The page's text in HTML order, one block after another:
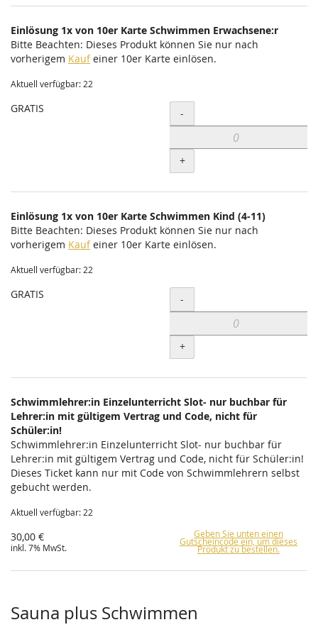
Einlösung 1x von 10er Karte Schwimmen Erwachsene:r
Bitte Beachten: Dieses Produkt können Sie nur nach
vorherigem Kaufeiner 10er Karte einlösen.
Aktuell verfügbar: 22
GRATIS Menge
-
+
Einlösung 1x von 10er Karte Schwimmen Kind (4-11)
Bitte Beachten: Dieses Produkt können Sie nur nach
vorherigem Kaufeiner 10er Karte einlösen.
Aktuell verfügbar: 22
GRATIS Menge
-
+
Schwimmlehrer:in Einzelunterricht Slot- nur buchbar für
Lehrer:in mit gültigem Vertrag und Code, nicht für
Schüler:in!
Schwimmlehrer:in Einzelunterricht Slot- nur buchbar für
Lehrer:in mit gültigem Vertrag und Code, nicht für Schüler:in!
Dieses Ticket kann nur mit Code von Schwimmlehrern selbst
gebucht werden.
Aktuell verfügbar: 22
30,00 €
inkl. 7% MwSt.
Geben Sie unten einen
Gutscheincode ein, um dieses
Produkt zu bestellen.
Sauna plus Schwimmen